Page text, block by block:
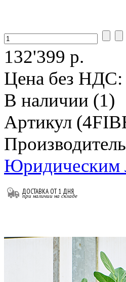
132'399 р.
Цена без НДС:
В наличии (1)
Артикул
Юридическим
ДОСТАВКА ОТ 1 ДНЯ
при наличии на складе